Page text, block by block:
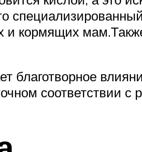
и кормящих
благотворное
соответствии